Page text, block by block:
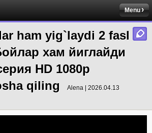
Menu
ham yig`laydi 2 fasl
хам йиглайди
HD 1080p
qiling
Alena | 2026.04.13